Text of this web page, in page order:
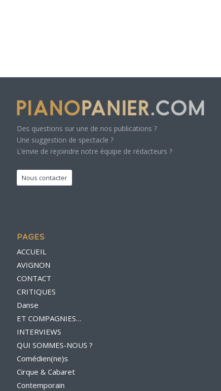
Des questions sur une de nos publications ?
Une suggestion de spectacle ?
L’envie de rejoindre notre équipe de rédacteurs ?
Nous contacter
PAGES
ACCUEIL
AVIGNON
CONTACT
CRITIQUES
Danse
ET COMPAGNIES…
INTERVIEWS
QUI SOMMES-NOUS ?
Comédien(ne)s
Cirque & Cabaret
Contemporain